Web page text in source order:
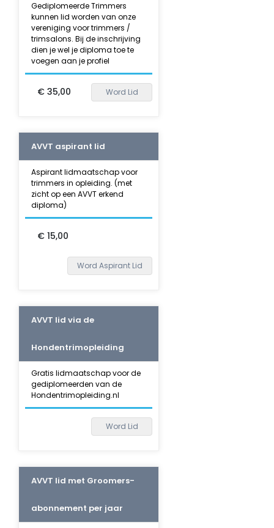
Gediplomeerde Trimmers
kunnen lid worden van onze
vereniging voor trimmers /
trimsalons. Bij de inschrijving
dien je wel je diploma toe te
voegen aan je profiel
€ 35,00 Word Lid
AVVT aspirant lid
Aspirant lidmaatschap voor
trimmers in opleiding. (met
zicht op een AVVT erkend
diploma)
€ 15,00
Word Aspirant Lid
AVVT lid via de
Hondentrimopleiding
Gratis lidmaatschap voor de
gediplomeerden van de
Hondentrimopleiding.nl
Word Lid
AVVT lid met Groomers-
abonnement per jaar